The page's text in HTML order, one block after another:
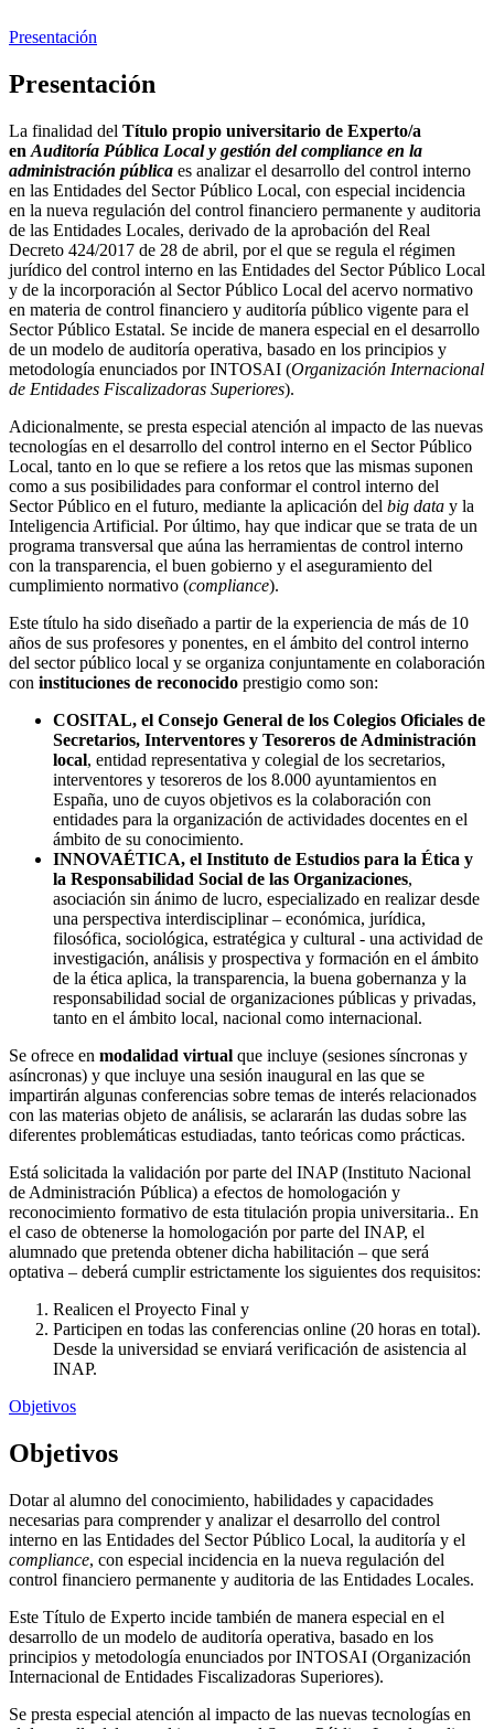
Presentación
Presentación
La finalidad del Título propio universitario de Experto/a
en Auditoría Pública Local y gestión del compliance en la
administración pública es analizar el desarrollo del control interno
en las Entidades del Sector Público Local, con especial incidencia
en la nueva regulación del control financiero permanente y auditoria
de las Entidades Locales, derivado de la aprobación del Real
Decreto 424/2017 de 28 de abril, por el que se regula el régimen
jurídico del control interno en las Entidades del Sector Público Local
y de la incorporación al Sector Público Local del acervo normativo
en materia de control financiero y auditoría público vigente para el
Sector Público Estatal. Se incide de manera especial en el desarrollo
de un modelo de auditoría operativa, basado en los principios y
metodología enunciados por INTOSAI (Organización Internacional
de Entidades Fiscalizadoras Superiores).
Adicionalmente, se presta especial atención al impacto de las nuevas
tecnologías en el desarrollo del control interno en el Sector Público
Local, tanto en lo que se refiere a los retos que las mismas suponen
como a sus posibilidades para conformar el control interno del
Sector Público en el futuro, mediante la aplicación del big data y la
Inteligencia Artificial. Por último, hay que indicar que se trata de un
programa transversal que aúna las herramientas de control interno
con la transparencia, el buen gobierno y el aseguramiento del
cumplimiento normativo (compliance).
Este título ha sido diseñado a partir de la experiencia de más de 10
años de sus profesores y ponentes, en el ámbito del control interno
del sector público local y se organiza conjuntamente en colaboración
con instituciones de reconocido prestigio como son:
COSITAL, el Consejo General de los Colegios Oficiales de
Secretarios, Interventores y Tesoreros de Administración
local, entidad representativa y colegial de los secretarios,
interventores y tesoreros de los 8.000 ayuntamientos en
España, uno de cuyos objetivos es la colaboración con
entidades para la organización de actividades docentes en el
ámbito de su conocimiento.
INNOVAÉTICA, el Instituto de Estudios para la Ética y
la Responsabilidad Social de las Organizaciones,
asociación sin ánimo de lucro, especializado en realizar desde
una perspectiva interdisciplinar – económica, jurídica,
filosófica, sociológica, estratégica y cultural - una actividad de
investigación, análisis y prospectiva y formación en el ámbito
de la ética aplica, la transparencia, la buena gobernanza y la
responsabilidad social de organizaciones públicas y privadas,
tanto en el ámbito local, nacional como internacional.
Se ofrece en modalidad virtual que incluye (sesiones síncronas y
asíncronas) y que incluye una sesión inaugural en las que se
impartirán algunas conferencias sobre temas de interés relacionados
con las materias objeto de análisis, se aclararán las dudas sobre las
diferentes problemáticas estudiadas, tanto teóricas como prácticas.
Está solicitada la validación por parte del INAP (Instituto Nacional
de Administración Pública) a efectos de homologación y
reconocimiento formativo de esta titulación propia universitaria.. En
el caso de obtenerse la homologación por parte del INAP, el
alumnado que pretenda obtener dicha habilitación – que será
optativa – deberá cumplir estrictamente los siguientes dos requisitos:
Realicen el Proyecto Final y
Participen en todas las conferencias online (20 horas en total).
Desde la universidad se enviará verificación de asistencia al
INAP.
Objetivos
Objetivos
Dotar al alumno del conocimiento, habilidades y capacidades
necesarias para comprender y analizar el desarrollo del control
interno en las Entidades del Sector Público Local, la auditoría y el
compliance, con especial incidencia en la nueva regulación del
control financiero permanente y auditoria de las Entidades Locales.
Este Título de Experto incide también de manera especial en el
desarrollo de un modelo de auditoría operativa, basado en los
principios y metodología enunciados por INTOSAI (Organización
Internacional de Entidades Fiscalizadoras Superiores).
Se presta especial atención al impacto de las nuevas tecnologías en